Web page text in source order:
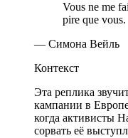
Vous ne me
pire que vous.
— Симона Вейль
Контекст
Эта реплика
кампании в
когда активисты
сорвать её